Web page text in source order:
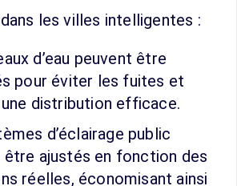
les villes intelligentes :
d’eau peuvent être
pour éviter les fuites et
distribution efficace.
d’éclairage public
être ajustés en fonction des
réelles, économisant ainsi